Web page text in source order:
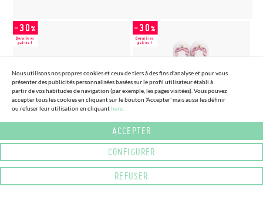
(4 COULEURS) (TAILLE 22 - 30)
ENFANTS AVEC FERMETURE À
SCRATCH
35,95€ (-30%)
25,16€
SANDALES À SEMELLE SOUPLE
TEDDY BEAR PREMIERS PAS
30, 76€
Nous utilisons nos propres cookies et ceux de tiers à des fins d'analyse et pour vous
présenter des publicités personnalisées basées sur le profil utilisateur établi à
partir de vos habitudes de navigation (par exemple, les pages visitées). Vous pouvez
accepter tous les cookies en cliquant sur le bouton 'Accepter' mais aussi les définir
ou refuser leur utilisation en cliquanthere.
ACCEPTER
CONFIGURER
REFUSER